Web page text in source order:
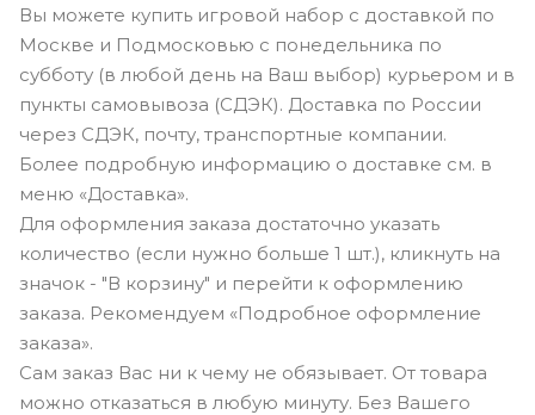
Вы можете купить игровой набор с доставкой по
Москве и Подмосковью с понедельника по
субботу (в любой день на Ваш выбор) курьером и в
пункты самовывоза (СДЭК). Доставка по России
через СДЭК, почту, транспортные компании.
Более подробную информацию о доставке см. в
меню «Доставка».
Для оформления заказа достаточно указать
количество (если нужно больше 1 шт.), кликнуть на
значок - "В корзину" и перейти к оформлению
заказа. Рекомендуем «Подробное оформление
заказа».
Сам заказ Вас ни к чему не обязывает. От товара
можно отказаться в любую минуту. Без Вашего